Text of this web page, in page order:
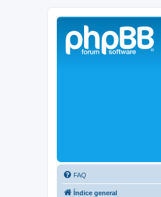
Solax FAQ
Lugar para intercambiar dudas
FAQ
Índice general